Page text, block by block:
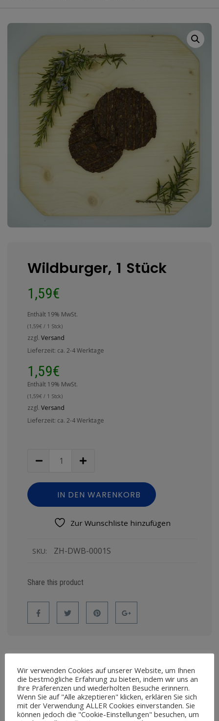
Wildburger, 1 Stück
1,59€
Enthält 19% MwSt.
(1,59€ / 1 Stck)
zzgl. Versand
Lieferzeit: ca. 2-4 Werktage
1,59€
Enthält 19% MwSt.
(1,59€ / 1 Stck)
zzgl. Versand
Lieferzeit: ca. 2-4 Werktage
IN DEN WARENKORB
Zur Wunschliste hinzufügen
SKU: ZH-DWB-0001S
Share this product
BESCHREIBUNG REZENSIONEN (0)
Beschreibung
Wir verwenden Cookies auf unserer Website, um Ihnen
die bestmögliche Erfahrung zu bieten, indem wir uns an
Ihre Präferenzen und wiederholten Besuche erinnern.
Wenn Sie auf "Alle akzeptieren" klicken, erklären Sie sich
mit der Verwendung ALLER Cookies einverstanden. Sie
können jedoch die "Cookie-Einstellungen" besuchen, um